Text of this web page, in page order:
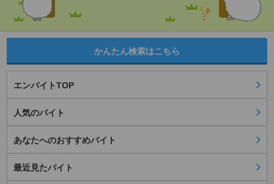
かんたん検索はこちら
エンバイトTOP
人気のバイト
あなたへのおすすめバイト
最近見たバイト